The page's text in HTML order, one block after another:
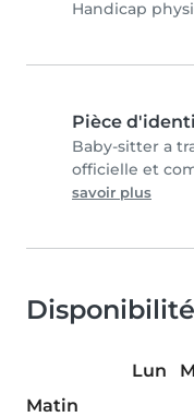
Handicap
Pièce
Baby-sitter a
officielle et
savoir plus
Disponibilité
Lun
Matin